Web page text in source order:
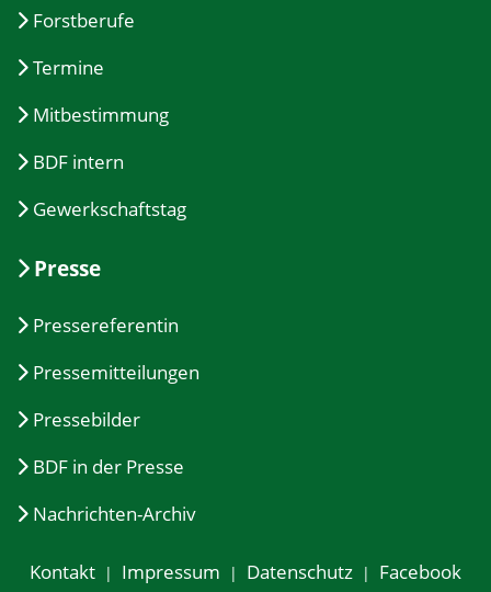
Forstberufe
Termine
Mitbestimmung
BDF intern
Gewerkschaftstag
Presse
Pressereferentin
Pressemitteilungen
Pressebilder
BDF in der Presse
Nachrichten-Archiv
Kontakt Impressum Datenschutz Facebook